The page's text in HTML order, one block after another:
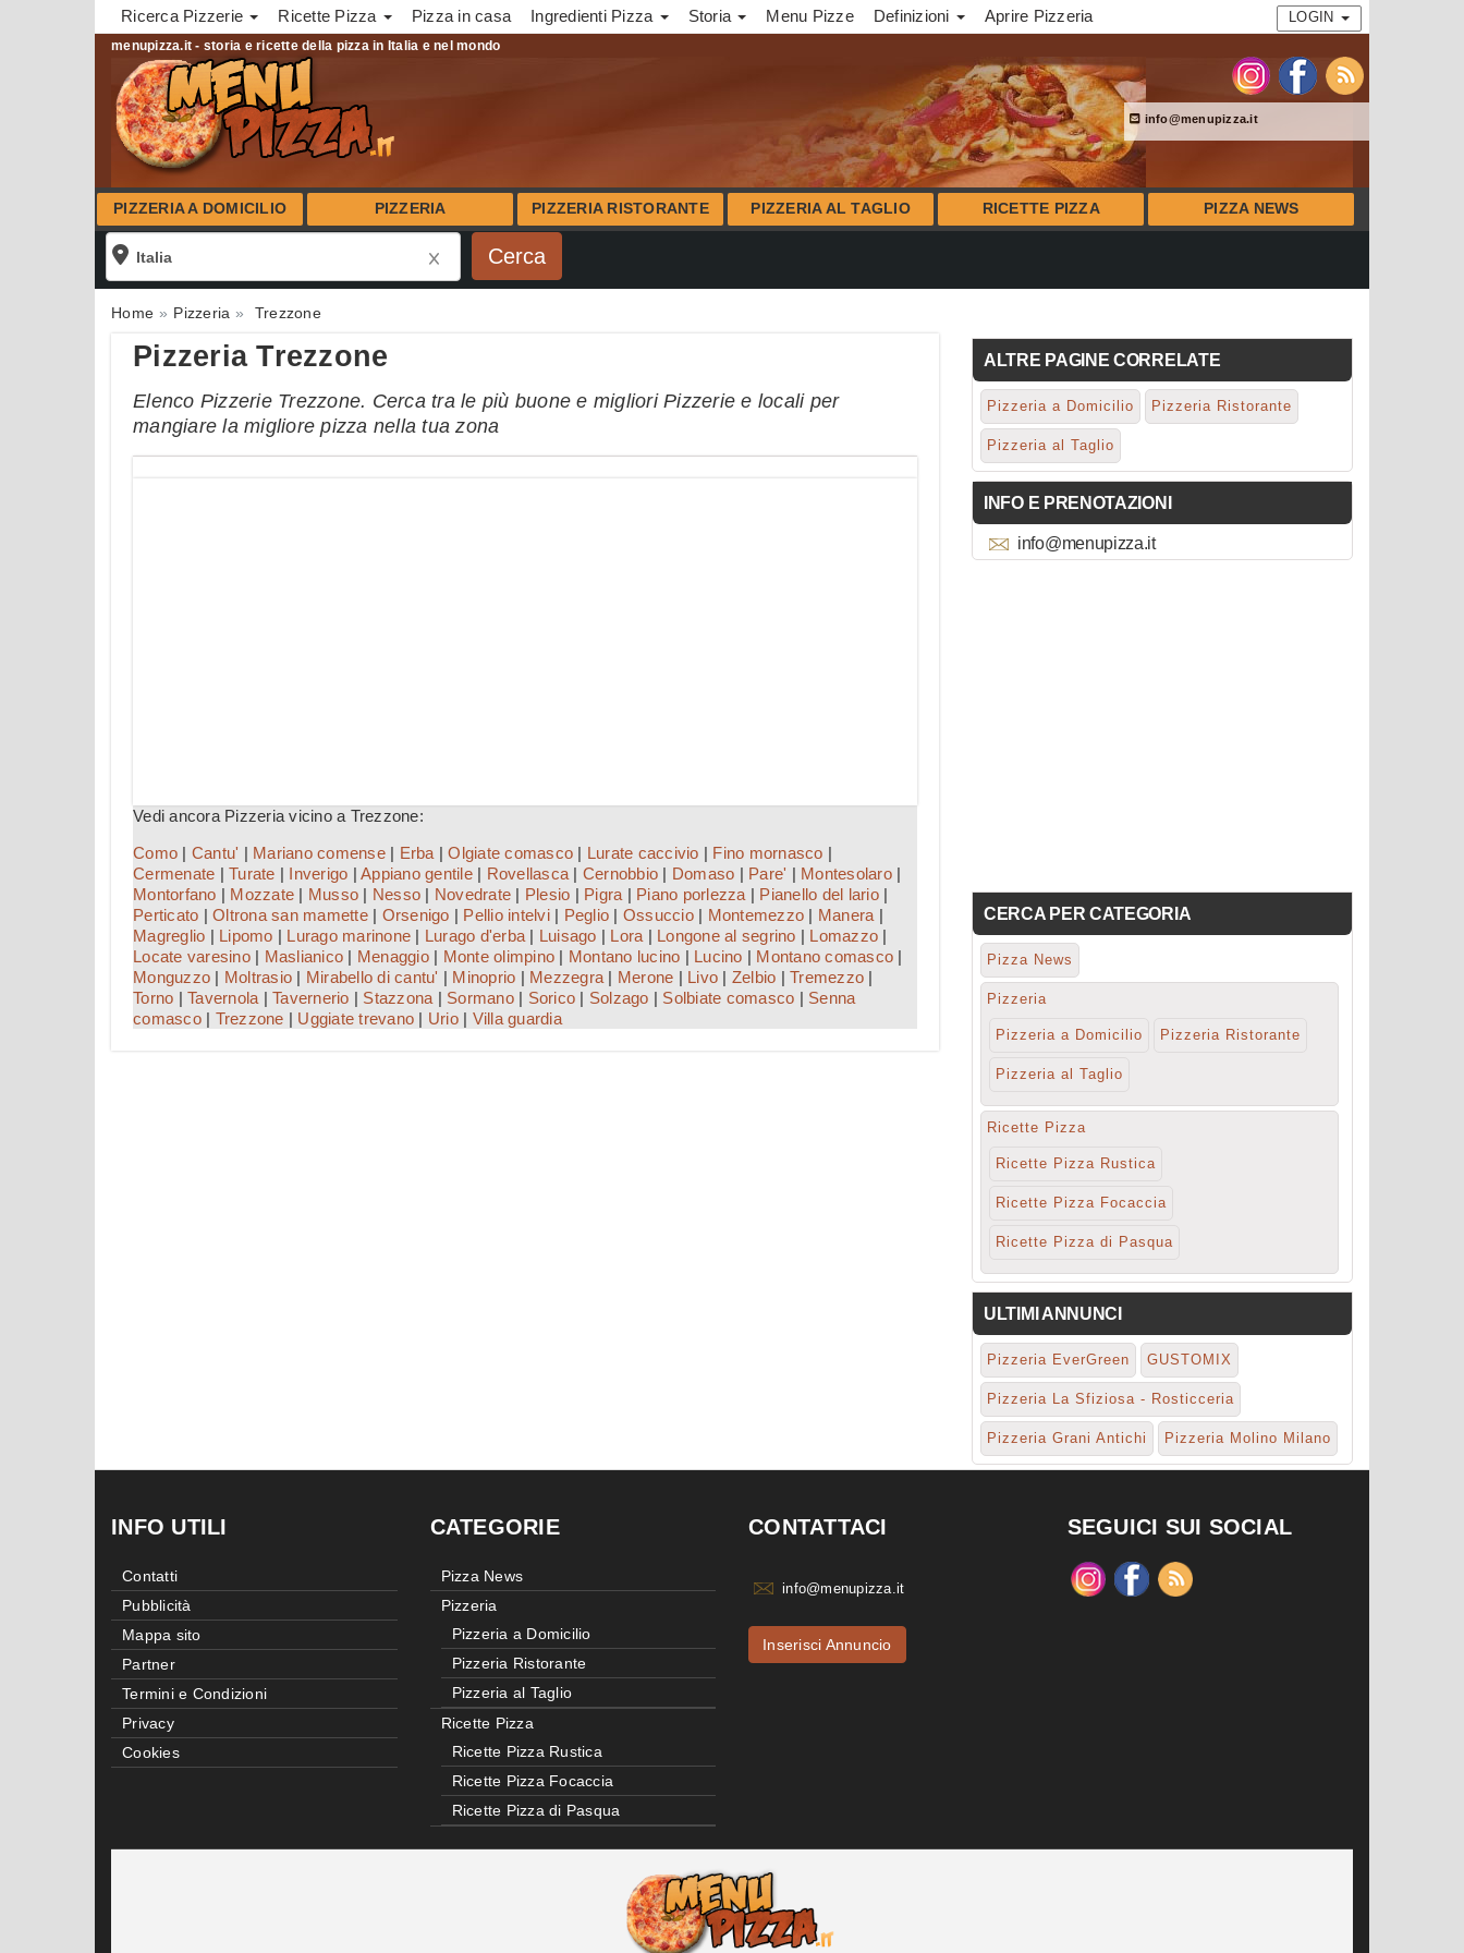
Ricerca Pizzerie Ricette Pizza Pizza in casa Ingredienti Pizza Storia Menu Pizze Definizioni Aprire Pizzeria LOGIN
menupizza.it - storia e ricette della pizza in Italia e nel mondo
info@menupizza.it
PIZZERIA A DOMICILIO PIZZERIA PIZZERIA RISTORANTE PIZZERIA AL TAGLIO RICETTE PIZZA PIZZA NEWS
Home Pizzeria Trezzone
Pizzeria Trezzone
Elenco Pizzerie Trezzone. Cerca tra le più buone e migliori Pizzerie e locali per
mangiare la migliore pizza nella tua zona
Vedi ancora Pizzeria vicino a Trezzone:
Como | Cantu' | Mariano comense| Erba |Olgiate comasco | Lurate caccivio | Fino mornasco |
Cermenate | Turate | Inverigo | Appiano gentile| Rovellasca | Cernobbio | Domaso | Pare' | Montesolaro|
Montorfano | Mozzate | Musso | Nesso | Novedrate | Plesio | Pigra | Piano porlezza | Pianello del lario|
Perticato | Oltrona san mamette| Orsenigo | Pellio intelvi| Peglio | Ossuccio| Montemezzo | Manera |
Magreglio | Lipomo | Lurago marinone | Lurago d'erba | Luisago | Lora | Longone al segrino | Lomazzo |
Locate varesino| Maslianico | Menaggio| Monte olimpino | Montano lucino | Lucino | Montano comasco |
Monguzzo | Moltrasio | Mirabello di cantu' | Minoprio | Mezzegra | Merone | Livo | Zelbio | Tremezzo |
Torno | Tavernola | Tavernerio | Stazzona | Sormano| Sorico | Solzago | Solbiate comasco | Senna
comasco| Trezzone | Uggiate trevano | Urio| Villa guardia
ALTRE PAGINE CORRELATE
Pizzeria a Domicilio Pizzeria Ristorante
Pizzeria al Taglio
INFO E PRENOTAZIONI
info@menupizza.it
CERCA PER CATEGORIA
Pizza News
Pizzeria
Pizzeria a Domicilio Pizzeria Ristorante
Pizzeria al Taglio
Ricette Pizza
Ricette Pizza Rustica
Ricette Pizza Focaccia
Ricette Pizza di Pasqua
ULTIMI ANNUNCI
Pizzeria EverGreen GUSTOMIX
Pizzeria La Sfiziosa - Rosticceria
Pizzeria Grani Antichi Pizzeria Molino Milano
INFO UTILI
Contatti
Pubblicità
Mappa sito
Partner
Termini e Condizioni
Privacy
Cookies
CATEGORIE
Pizza News
Pizzeria
Pizzeria a Domicilio
Pizzeria Ristorante
Pizzeria al Taglio
Ricette Pizza
Ricette Pizza Rustica
Ricette Pizza Focaccia
Ricette Pizza di Pasqua
CONTATTACI
info@menupizza.it
Inserisci Annuncio
SEGUICI SUI SOCIAL